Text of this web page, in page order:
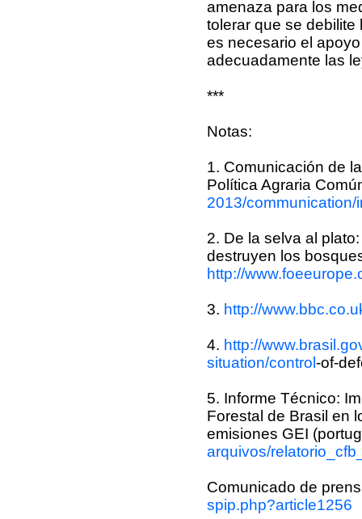
amenaza para los
tolerar que se
es necesario el
adecuadamente las
***
Notas:
1. Comunicación de
Política Agraria
2013/communication/
2. De la selva al
destruyen los
http://
3. http://
4. http://
situation/control-of-
5. Informe Técnico:
Forestal de Brasil en
emisiones GEI
arquivos/
Comunicado de
spip.php?article1256